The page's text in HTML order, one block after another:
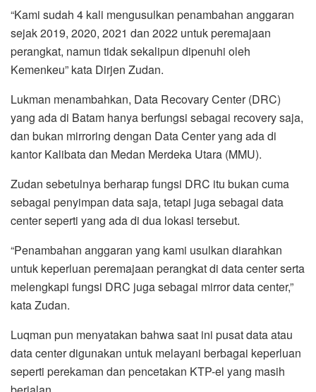
“Kami sudah 4 kali mengusulkan penambahan anggaran
sejak 2019, 2020, 2021 dan 2022 untuk peremajaan
perangkat, namun tidak sekalipun dipenuhi oleh
Kemenkeu” kata Dirjen Zudan.
Lukman menambahkan, Data Recovary Center (DRC)
yang ada di Batam hanya berfungsi sebagai recovery saja,
dan bukan mirroring dengan Data Center yang ada di
kantor Kalibata dan Medan Merdeka Utara (MMU).
Zudan sebetulnya berharap fungsi DRC itu bukan cuma
sebagai penyimpan data saja, tetapi juga sebagai data
center seperti yang ada di dua lokasi tersebut.
“Penambahan anggaran yang kami usulkan diarahkan
untuk keperluan peremajaan perangkat di data center serta
melengkapi fungsi DRC juga sebagai mirror data center,”
kata Zudan.
Luqman pun menyatakan bahwa saat ini pusat data atau
data center digunakan untuk melayani berbagai keperluan
seperti perekaman dan pencetakan KTP-el yang masih